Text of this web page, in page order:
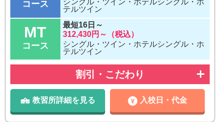
コース
シングル・ツイン・ホテルシングル・ホ
テルツイン
MT
コース
最短16日～
312,430円～（税込）
シングル・ツイン・ホテルシングル・ホ
テルツイン
割引・こだわり
教習所詳細を見る 入校日・代金